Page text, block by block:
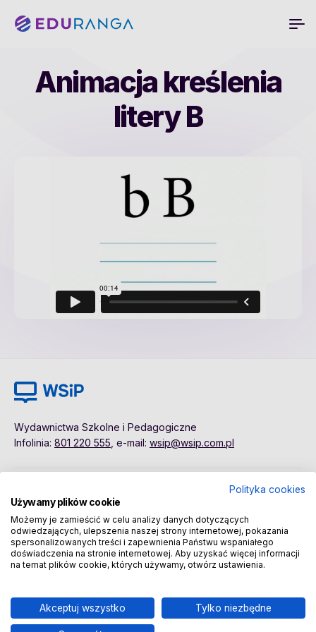
Animacja kreślenia
litery B
Wydawnictwa Szkolne i Pedagogiczne
Infolinia: 801 220 555 , e-mail: wsip@wsip.com.pl
Dane osobowe
Regulamin
Pierwsze kroki
Sklep
Polityka cookies
Używamy plików cookie
Możemy je zamieścić w celu analizy danych dotyczących
odwiedzających, ulepszenia naszej strony internetowej, pokazania
spersonalizowanych treści i zapewnienia Państwu wspaniałego
doświadczenia na stronie internetowej. Aby uzyskać więcej informacji
na temat plików cookie, których używamy, otwórz ustawienia.
Akceptuj wszystko Tylko niezbędne